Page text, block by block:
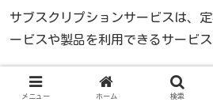
サブスクリプションサービスは、
ービスや製品を利用できるサービス
月々の支払いでニーズに応じたサー
メニュー ホーム 検索